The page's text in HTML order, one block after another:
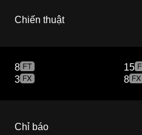
Chiến thuật
8
3
15
8
Chỉ báo